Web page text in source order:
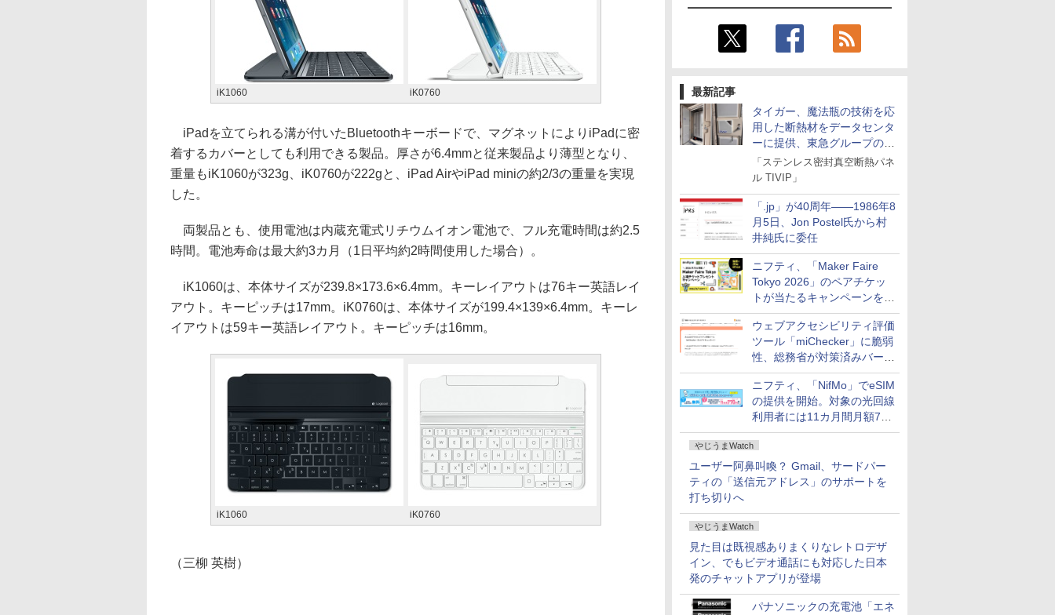
最新記事
タイガー、魔法瓶の技術を応
用した断熱材をデータセンタ
ーに提供、東急グループの実
証実験で
「ステンレス密封真空断熱パネ
ル TIVIP」
「.jp」が40周年――1986年8
月5日、Jon Postel氏から村
井純氏に委任
ニフティ、「Maker Faire
Tokyo 2026」のペアチケッ
トが当たるキャンペーンをX
で実施。8月16日まで
ウェブアクセシビリティ評価
ツール「miChecker」に脆弱
性、総務省が対策済みバージ
ョンへの更新を呼び掛け
ニフティ、「NifMo」でeSIM
の提供を開始。対象の光回線
利用者には11カ月間月額770
円割引のキャンペーン
やじうまWatch
ユーザー阿鼻叫喚？ Gmail、サードパー
ティの「送信元アドレス」のサポートを
打ち切りへ
やじうまWatch
見た目は既視感ありまくりなレトロデザ
イン、でもビデオ通話にも対応した日本
発のチャットアプリが登場
パナソニックの充電池「エネ
iK1060 iK0760
iPadを立てられる溝が付いたBluetoothキーボードで、マグネットによりiPadに密
着するカバーとしても利用できる製品。厚さが6.4mmと従来製品より薄型となり、
重量もiK1060が323g、iK0760が222gと、iPad AirやiPad miniの約2/3の重量を実現
した。
両製品とも、使用電池は内蔵充電式リチウムイオン電池で、フル充電時間は約2.5
時間。電池寿命は最大約3カ月（1日平均約2時間使用した場合）。
iK1060は、本体サイズが239.8×173.6×6.4mm。キーレイアウトは76キー英語レイ
アウト。キーピッチは17mm。iK0760は、本体サイズが199.4×139×6.4mm。キーレ
イアウトは59キー英語レイアウト。キーピッチは16mm。
iK1060 iK0760
（三柳 英樹）